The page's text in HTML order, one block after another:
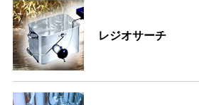
レジオサーチ